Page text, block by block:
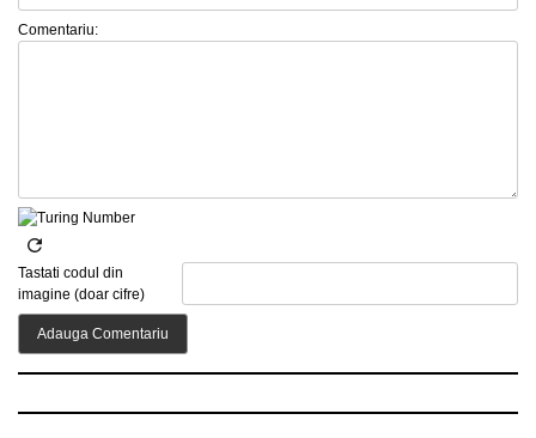
Comentariu:
Tastati codul din
imagine (doar cifre)